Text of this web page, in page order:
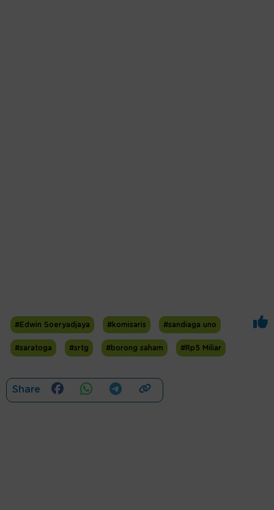
#Edwin Soeryadjaya #komisaris #sandiaga uno
#saratoga #srtg #borong saham #Rp5 Miliar
Share